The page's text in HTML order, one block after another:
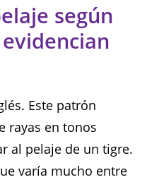
según
Este patrón
rayas en tonos
al pelaje de un tigre.
varía mucho entre